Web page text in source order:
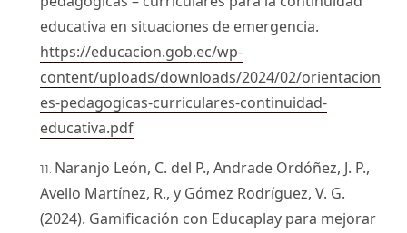
educativa en situaciones de emergencia.
https://educacion.gob.ec/wp-
content/uploads/downloads/2024/02/orientacion
es-pedagogicas-curriculares-continuidad-
educativa.pdf
Naranjo León, C. del P., Andrade Ordóñez, J. P.,
Avello Martínez, R., y Gómez Rodríguez, V. G.
(2024). Gamificación con Educaplay para mejorar